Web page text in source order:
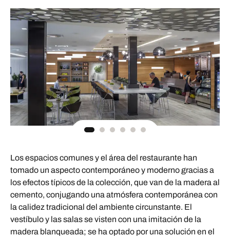
Los espacios comunes y el área del restaurante han
tomado un aspecto contemporáneo y moderno gracias a
los efectos típicos de la colección, que van de la madera al
cemento, conjugando una atmósfera contemporánea con
la calidez tradicional del ambiente circunstante. El
vestíbulo y las salas se visten con una imitación de la
madera blanqueada; se ha optado por una solución en el